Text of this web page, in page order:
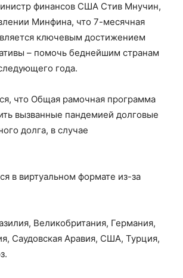
финансов США Стив Мнучин,
Минфина, что 7-месячная
ключевым достижением
– помочь беднейшим странам
года.
что Общая рамочная программа
вызванные пандемией долговые
долга, в случае
в виртуальном формате из-за
Великобритания, Германия,
Саудовская Аравия, США, Турция,